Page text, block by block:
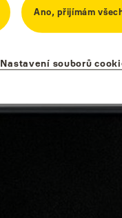
Ano, přijímám
Nastavení souborů